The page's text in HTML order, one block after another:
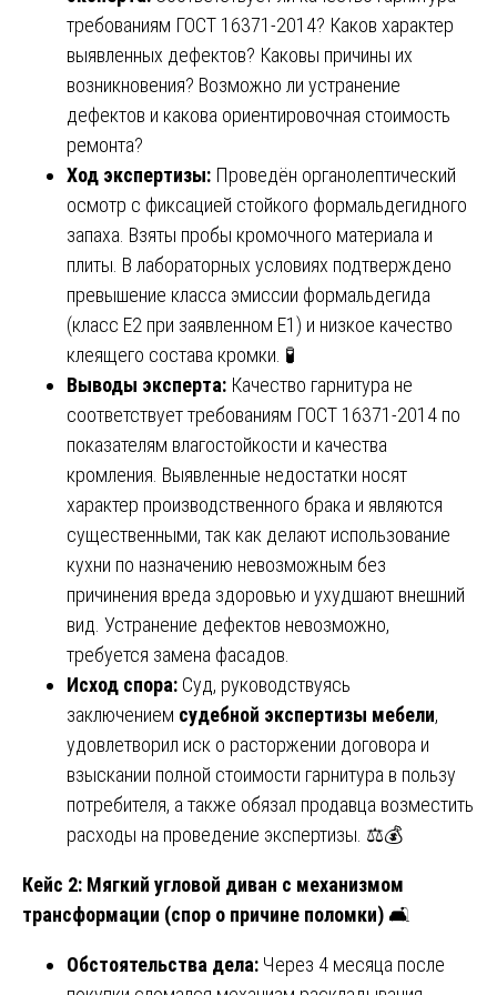
требованиям ГОСТ 16371-2014? Каков характер
выявленных дефектов? Каковы причины их
возникновения? Возможно ли устранение
дефектов и какова ориентировочная стоимость
ремонта?
Ход экспертизы: Проведён органолептический
осмотр с фиксацией стойкого формальдегидного
запаха. Взяты пробы кромочного материала и
плиты. В лабораторных условиях подтверждено
превышение класса эмиссии формальдегида
(класс Е2 при заявленном Е1) и низкое качество
клеящего состава кромки. 🧪
Выводы эксперта: Качество гарнитура не
соответствует требованиям ГОСТ 16371-2014 по
показателям влагостойкости и качества
кромления. Выявленные недостатки носят
характер производственного брака и являются
существенными, так как делают использование
кухни по назначению невозможным без
причинения вреда здоровью и ухудшают внешний
вид. Устранение дефектов невозможно,
требуется замена фасадов.
Исход спора: Суд, руководствуясь
заключением судебной экспертизы мебели,
удовлетворил иск о расторжении договора и
взыскании полной стоимости гарнитура в пользу
потребителя, а также обязал продавца возместить
расходы на проведение экспертизы. ⚖️💰
Кейс 2: Мягкий угловой диван с механизмом
трансформации (спор о причине поломки) 🛋️
Обстоятельства дела: Через 4 месяца после